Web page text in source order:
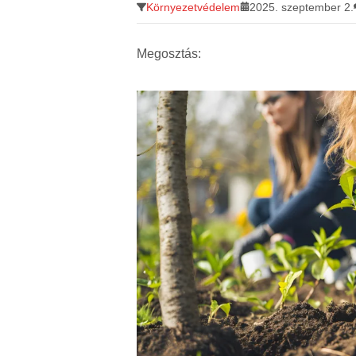
Környezetvédelem 2025. szeptember 2.
Megosztás: